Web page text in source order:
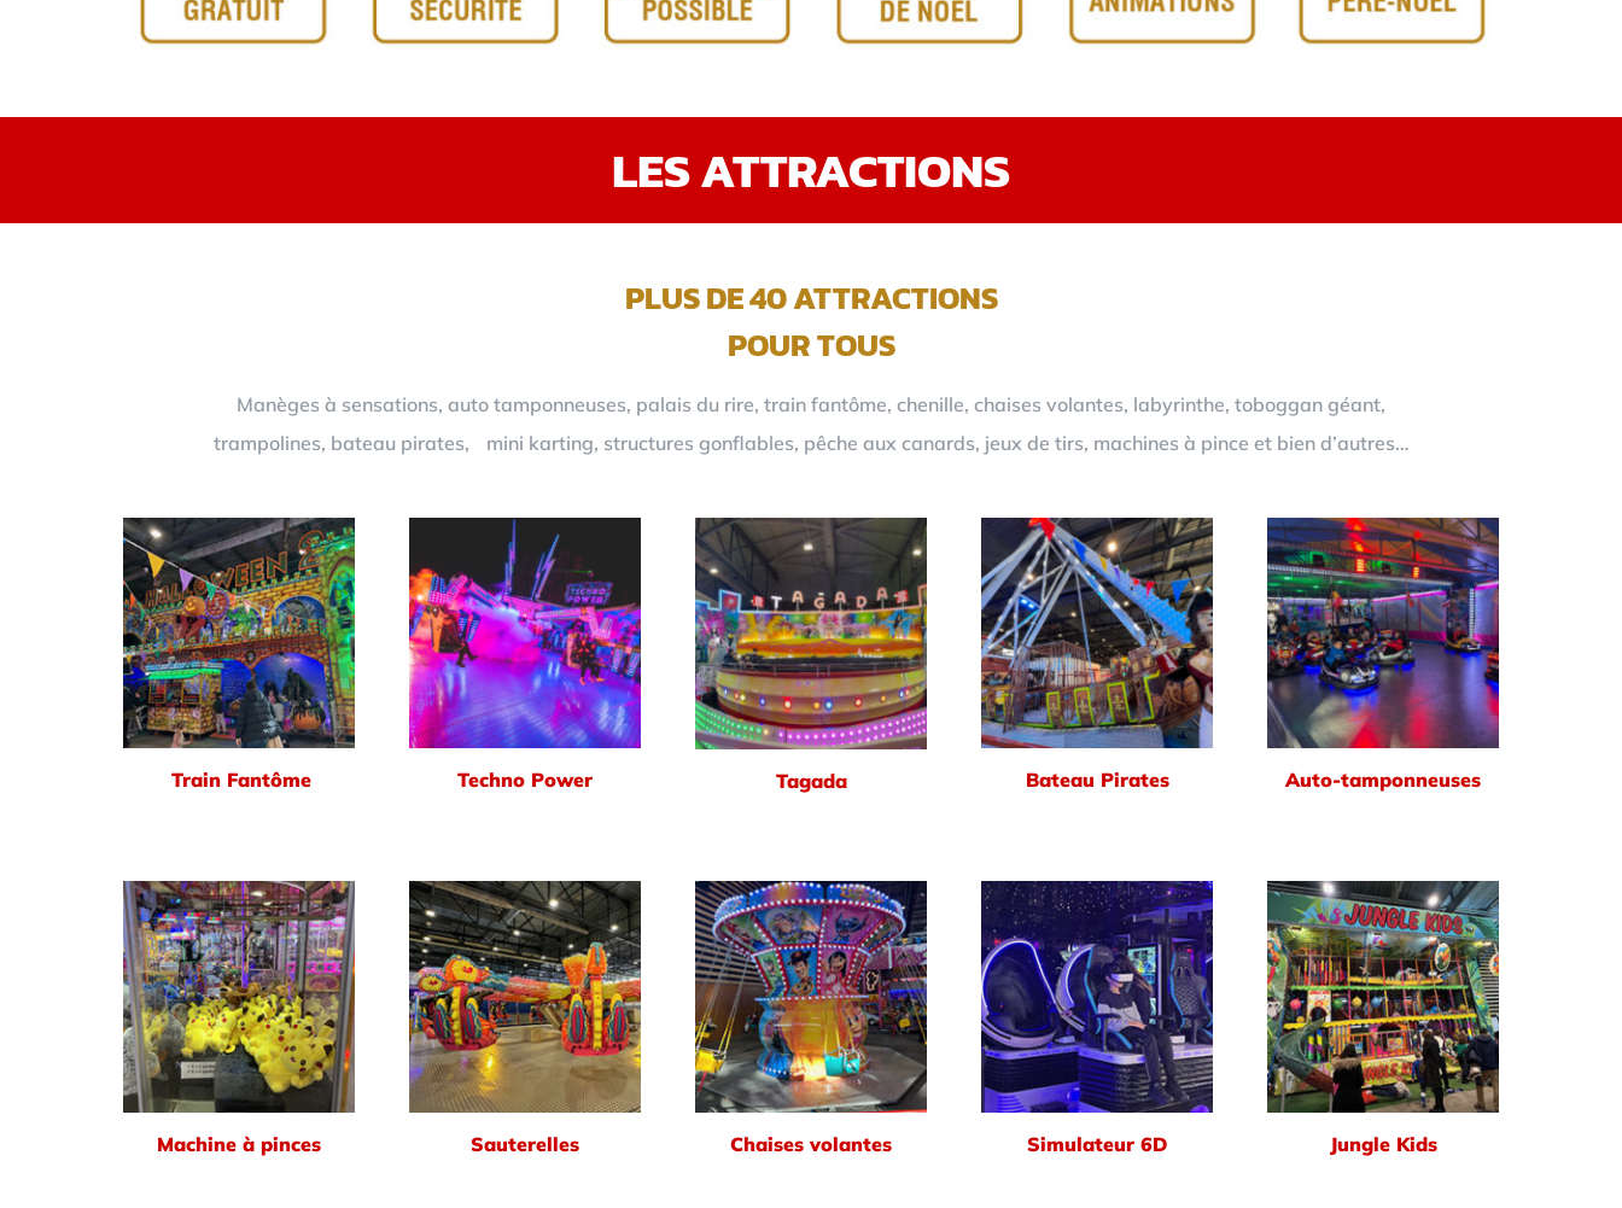
LES ATTRACTIONS
PLUS DE 40 ATTRACTIONS
POUR TOUS
Manèges à sensations, auto tamponneuses, palais du rire, train fantôme, chenille, chaises volantes, labyrinthe, toboggan géant,
trampolines, bateau pirates, mini karting, structures gonflables, pêche aux canards, jeux de tirs, machines à pince et bien d’autres…
Train Fantôme Techno Power Tagada Bateau Pirates Auto-tamponneuses
Machine à pinces Sauterelles Chaises volantes Simulateur 6D Jungle Kids